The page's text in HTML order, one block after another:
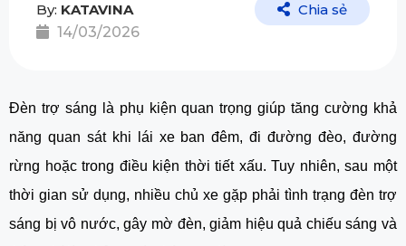
By: KATAVINA
14/03/2026
Chia sẻ
Đèn trợ sáng là phụ kiện quan trọng giúp tăng cường khả
năng quan sát khi lái xe ban đêm, đi đường đèo, đường
rừng hoặc trong điều kiện thời tiết xấu. Tuy nhiên, sau một
thời gian sử dụng, nhiều chủ xe gặp phải tình trạng đèn trợ
sáng bị vô nước, gây mờ đèn, giảm hiệu quả chiếu sáng và